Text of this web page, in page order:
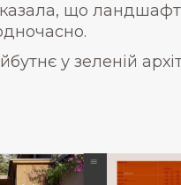
що
у зеленій